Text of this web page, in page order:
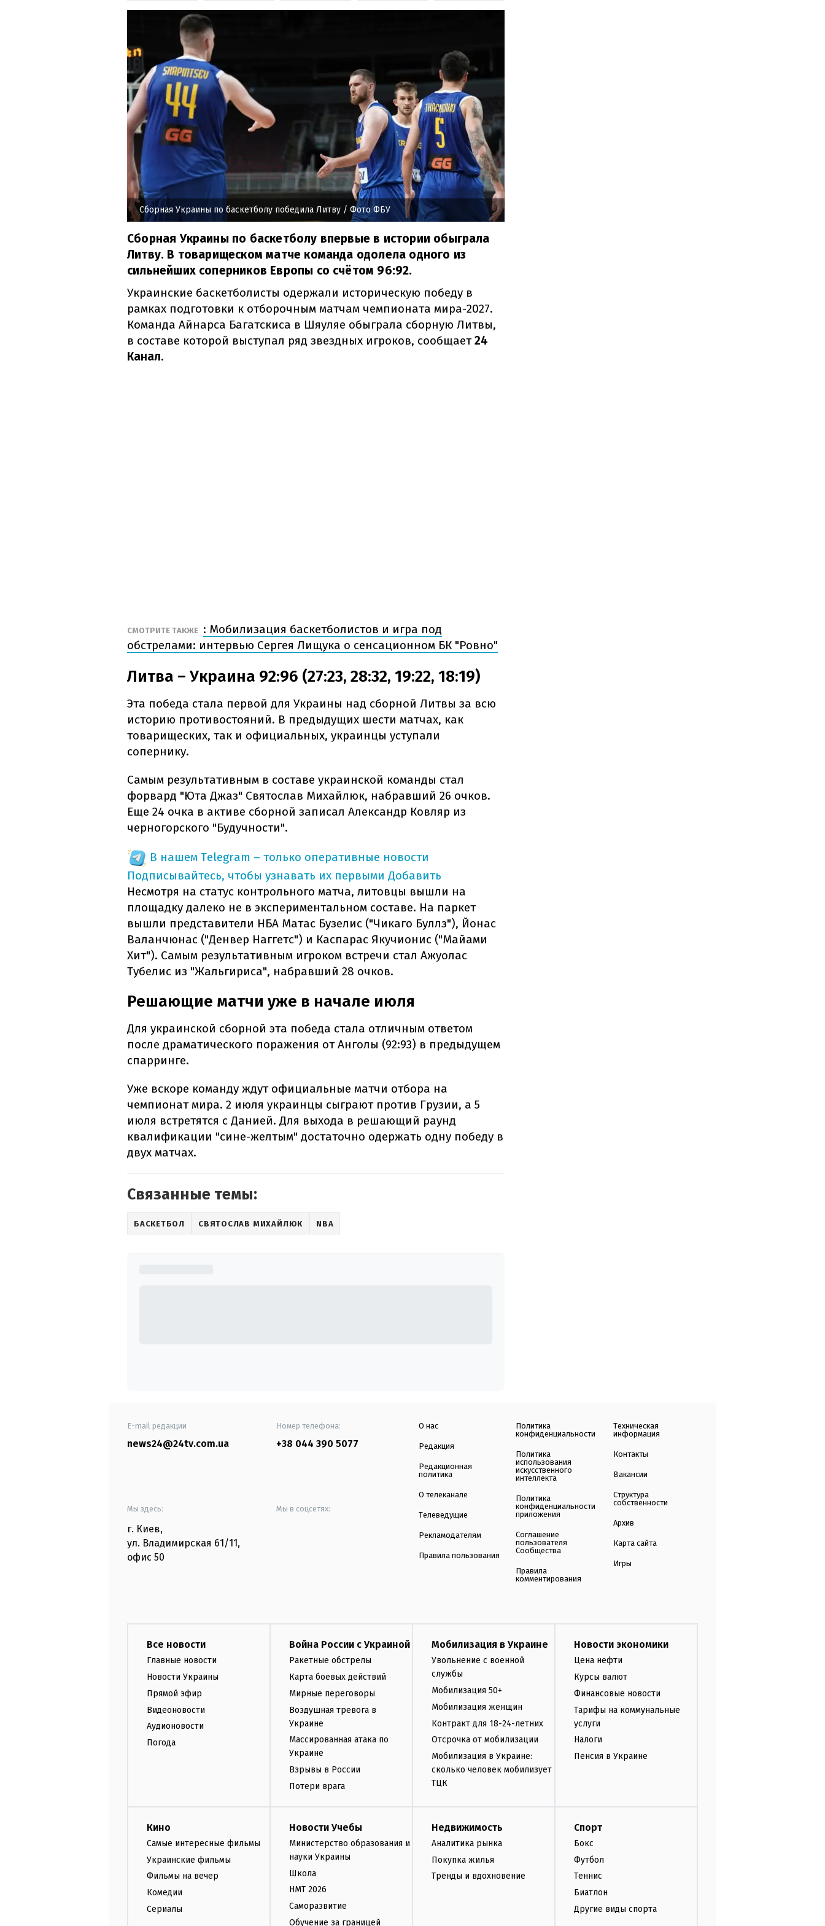
Сборная Украины по баскетболу победила Литву / Фото ФБУ
Сборная Украины по баскетболу впервые в истории обыграла
Литву. В товарищеском матче команда одолела одного из
сильнейших соперников Европы со счётом 96:92.
Украинские баскетболисты одержали историческую победу в
рамках подготовки к отборочным матчам чемпионата мира-2027.
Команда Айнарса Багатскиса в Шяуляе обыграла сборную Литвы,
в составе которой выступал ряд звездных игроков, сообщает24
Канал.
СМОТРИТЕ ТАКЖЕ : Мобилизация баскетболистов и игра под
обстрелами: интервью Сергея Лищука о сенсационном БК "Ровно"
Литва – Украина 92:96 (27:23, 28:32, 19:22, 18:19)
Эта победа стала первой для Украины над сборной Литвы за всю
историю противостояний. В предыдущих шести матчах, как
товарищеских, так и официальных, украинцы уступали
сопернику.
Самым результативным в составе украинской команды стал
форвард "Юта Джаз" Святослав Михайлюк, набравший 26 очков.
Еще 24 очка в активе сборной записал Александр Ковляр из
черногорского "Будучности".
В нашем Telegram – только оперативные новости
Подписывайтесь, чтобы узнавать их первыми Добавить
Несмотря на статус контрольного матча, литовцы вышли на
площадку далеко не в экспериментальном составе. На паркет
вышли представители НБА Матас Бузелис ("Чикаго Буллз"), Йонас
Валанчюнас ("Денвер Наггетс") и Каспарас Якучионис ("Майами
Хит"). Самым результативным игроком встречи стал Ажуолас
Тубелис из "Жальгириса", набравший 28 очков.
Решающие матчи уже в начале июля
Для украинской сборной эта победа стала отличным ответом
после драматического поражения от Анголы (92:93) в предыдущем
спарринге.
Уже вскоре команду ждут официальные матчи отбора на
чемпионат мира. 2 июля украинцы сыграют против Грузии, а 5
июля встретятся с Данией. Для выхода в решающий раунд
квалификации "сине-желтым" достаточно одержать одну победу в
двух матчах.
Связанные темы:
БАСКЕТБОЛ СВЯТОСЛАВ МИХАЙЛЮК NBA
E-mail редакции
news24@24tv.com.ua
Номер телефона:
+38 044 390 5077
Мы здесь:
г. Киев,
ул. Владимирская 61/11,
офис 50
Мы в соцсетях:
О нас
Редакция
Редакционная
политика
О телеканале
Телеведущие
Рекламодателям
Правила пользования
Политика
конфиденциальности
Политика
использования
искусственного
интеллекта
Политика
конфиденциальности
приложения
Соглашение
пользователя
Сообщества
Правила
комментирования
Техническая
информация
Контакты
Вакансии
Структура
собственности
Архив
Карта сайта
Игры
Все новости
Главные новости
Новости Украины
Прямой эфир
Видеоновости
Аудионовости
Погода
Война России с Украиной
Ракетные обстрелы
Карта боевых действий
Мирные переговоры
Воздушная тревога в
Украине
Массированная атака по
Украине
Взрывы в России
Потери врага
Мобилизация в Украине
Увольнение с военной
службы
Мобилизация 50+
Мобилизация женщин
Контракт для 18-24-летних
Отсрочка от мобилизации
Мобилизация в Украине:
сколько человек мобилизует
ТЦК
Новости экономики
Цена нефти
Курсы валют
Финансовые новости
Тарифы на коммунальные
услуги
Налоги
Пенсия в Украине
Кино
Самые интересные фильмы
Украинские фильмы
Фильмы на вечер
Комедии
Сериалы
Новости Учебы
Министерство образования и
науки Украины
Школа
НМТ 2026
Саморазвитие
Обучение за границей
Недвижимость
Аналитика рынка
Покупка жилья
Тренды и вдохновение
Спорт
Бокс
Футбол
Теннис
Биатлон
Другие виды спорта